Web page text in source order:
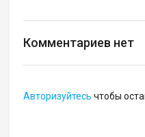
Комментариев нет
Авторизуйтесь чтобы